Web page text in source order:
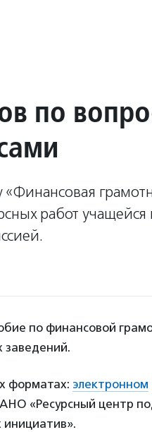
по
работ
по финансовой
заведений.
форматах: электронном
«Ресурсный центр
инициатив».